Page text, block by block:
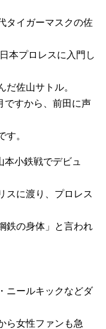
タイガーマスクの佐
本プロレスに入門し
だ佐山サトル。
ですから、前田に声
す。
小鉄戦でデビュ
スに渡り、プロレス
鉄の身体」と言われ
ニールキックなどダ
ら女性ファンも急